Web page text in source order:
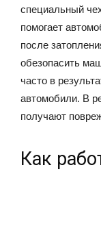
специальный
помогает
после
обезопасить
часто в
автомобили. В
получают
Как